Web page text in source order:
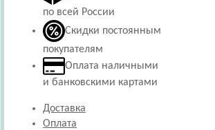
по всей России
Скидки постоянным
покупателям
Оплата наличными
и банковскими картами
Доставка
Оплата